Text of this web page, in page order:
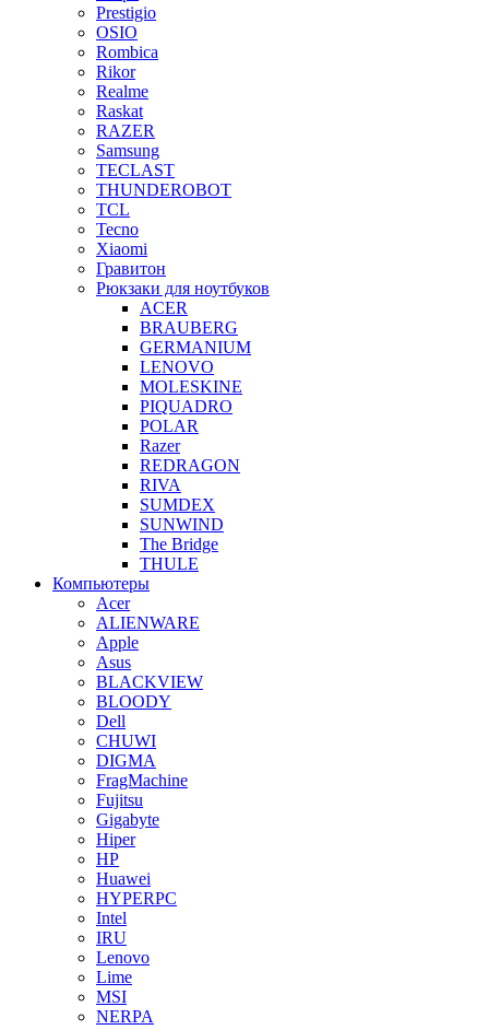
Prestigio
OSIO
Rombica
Rikor
Realme
Raskat
RAZER
Samsung
TECLAST
THUNDEROBOT
TCL
Tecno
Xiaomi
Гравитон
Рюкзаки для ноутбуков
ACER
BRAUBERG
GERMANIUM
LENOVO
MOLESKINE
PIQUADRO
POLAR
Razer
REDRAGON
RIVA
SUMDEX
SUNWIND
The Bridge
THULE
Компьютеры
Acer
ALIENWARE
Apple
Asus
BLACKVIEW
BLOODY
Dell
CHUWI
DIGMA
FragMachine
Fujitsu
Gigabyte
Hiper
HP
Huawei
HYPERPC
Intel
IRU
Lenovo
Lime
MSI
NERPA